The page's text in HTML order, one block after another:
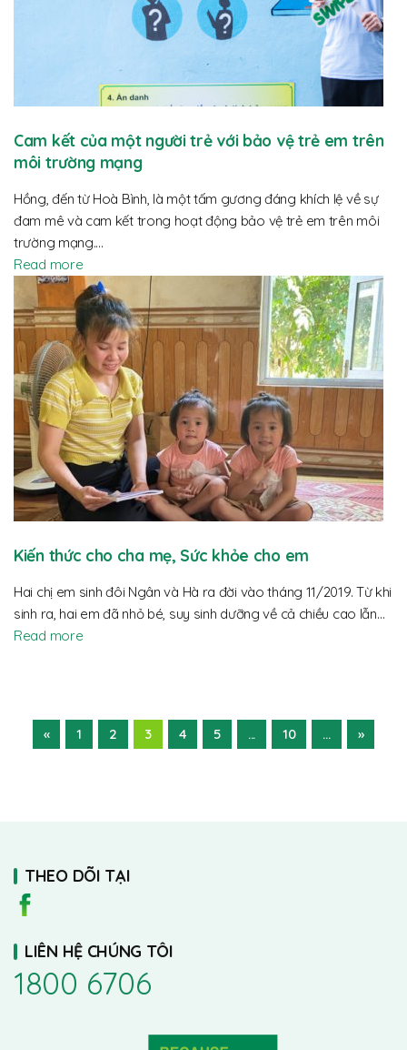
Cam kết của một người trẻ với bảo vệ trẻ em trên
môi trường mạng
Hồng, đến từ Hoà Bình, là một tấm gương đáng khích lệ về sự
đam mê và cam kết trong hoạt động bảo vệ trẻ em trên môi
trường mạng.…
Read more
Kiến thức cho cha mẹ, Sức khỏe cho em
Hai chị em sinh đôi Ngân và Hà ra đời vào tháng 11/2019. Từ khi
sinh ra, hai em đã nhỏ bé, suy sinh dưỡng về cả chiều cao lẫn…
Read more
« 1 2 3 4 5 ... 10 ... »
THEO DÕI TẠI
LIÊN HỆ CHÚNG TÔI
1800 6706